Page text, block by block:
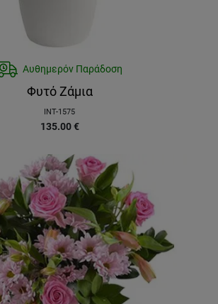
Αυθημερόν Παράδοση
Φυτό Ζάμια
INT-1575
135.00 €